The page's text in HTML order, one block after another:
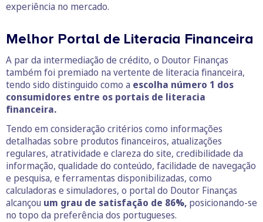
experiência no mercado.
Melhor Portal de Literacia Financeira
A par da intermediação de crédito, o Doutor Finanças
também foi premiado na vertente de literacia financeira,
tendo sido distinguido como a escolha número 1 dos
consumidores entre os portais de literacia
financeira.
Tendo em consideração critérios como informações
detalhadas sobre produtos financeiros, atualizações
regulares, atratividade e clareza do site, credibilidade da
informação, qualidade do conteúdo, facilidade de navegação
e pesquisa, e ferramentas disponibilizadas, como
calculadoras e simuladores, o portal do Doutor Finanças
alcançou um grau de satisfação de 86%, posicionando-se
no topo da preferência dos portugueses.